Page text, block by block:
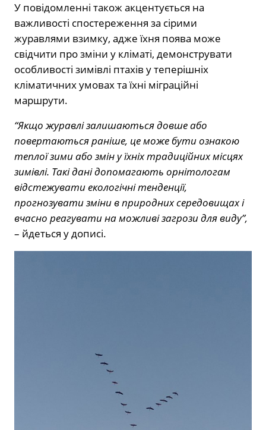
У повідомленні також акцентується на
важливості спостереження за сірими
журавлями взимку, адже їхня поява може
свідчити про зміни у кліматі, демонструвати
особливості зимівлі птахів у теперішніх
кліматичних умовах та їхні міграційні
маршрути.
“Якщо журавлі залишаються довше або
повертаються раніше, це може бути ознакою
теплої зими або змін у їхніх традиційних місцях
зимівлі. Такі дані допомагають орнітологам
відстежувати екологічні тенденції,
прогнозувати зміни в природних середовищах і
вчасно реагувати на можливі загрози для виду”,
– йдеться у дописі.